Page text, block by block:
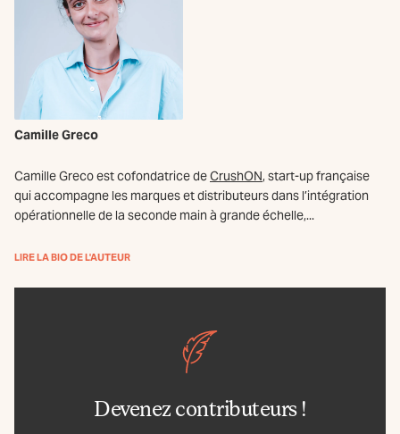
Camille Greco
Camille Greco est cofondatrice deCrushON, start-up française
qui accompagne les marques et distributeurs dans l’intégration
opérationnelle de la seconde main à grande échelle,...
LIRE LA BIO DE L'AUTEUR
Devenez contributeurs !